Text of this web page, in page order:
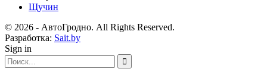
Щучин
© 2026 - АвтоГродно. All Rights Reserved.
Разработка: Sait.by
Sign in